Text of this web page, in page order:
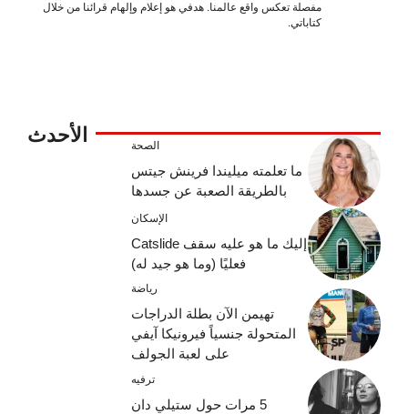
مفصلة تعكس واقع عالمنا. هدفي هو إعلام وإلهام قرائنا من خلال
كتاباتي.
الأحدث الصحة
ما تعلمته ميليندا فرينش جيتس
بالطريقة الصعبة عن جسدها
الإسكان
إليك ما هو عليه سقف Catslide
فعليًا (وما هو جيد له)
رياضة
تهيمن الآن بطلة الدراجات
المتحولة جنسياً فيرونيكا آيفي
على لعبة الجولف
ترفيه
5 مرات حول ستيلي دان